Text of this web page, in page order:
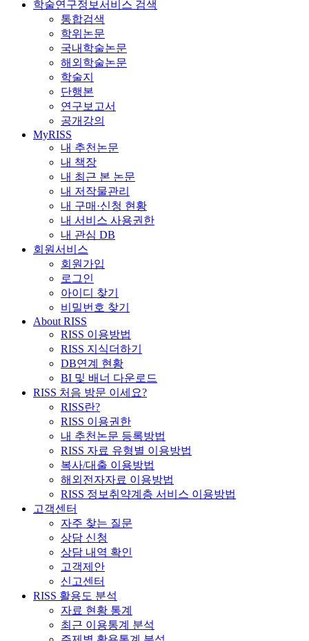
학술연구정보서비스 검색
통합검색
학위논문
국내학술논문
해외학술논문
학술지
단행본
연구보고서
공개강의
MyRISS
내 추천논문
내 책장
내 최근 본 논문
내 저작물관리
내 구매·신청 현황
내 서비스 사용권한
내 관심 DB
회원서비스
회원가입
로그인
아이디 찾기
비밀번호 찾기
About RISS
RISS 이용방법
RISS 지식더하기
DB연계 현황
BI 및 배너 다운로드
RISS 처음 방문 이세요?
RISS란?
RISS 이용권한
내 추천논문 등록방법
RISS 자료 유형별 이용방법
복사/대출 이용방법
해외전자자료 이용방법
RISS 정보취약계층 서비스 이용방법
고객센터
자주 찾는 질문
상담 신청
상담 내역 확인
고객제안
신고센터
RISS 활용도 분석
자료 현황 통계
최근 이용통계 분석